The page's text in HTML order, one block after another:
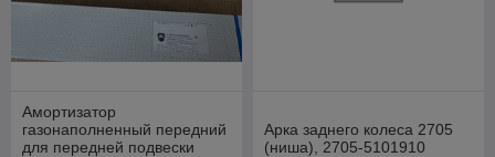
Амортизатор
газонаполненный передний
для передней подвески
Арка заднего колеса 2705
(ниша), 2705-5101910